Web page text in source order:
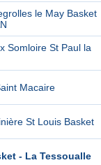
le May Basket
Somloire St Paul la
Macaire
St Louis Basket
- La Tessoualle